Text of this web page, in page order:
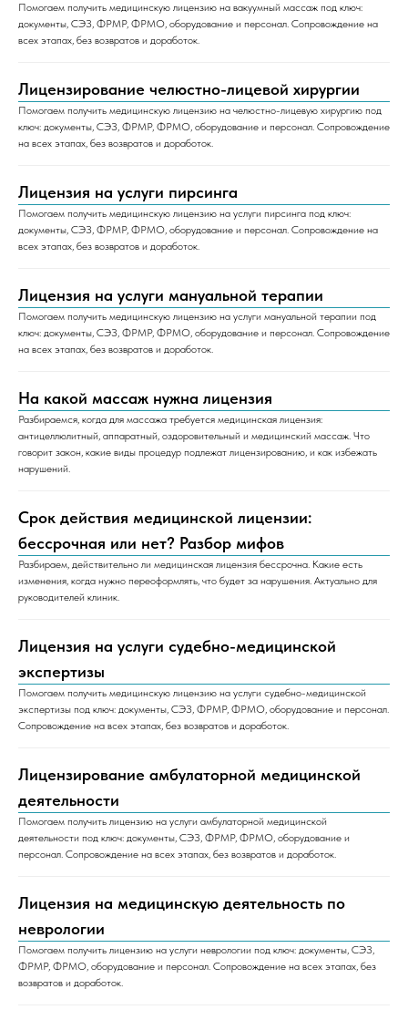
Помогаем получить медицинскую лицензию на вакуумный массаж под ключ:
документы, СЭЗ, ФРМР, ФРМО, оборудование и персонал. Сопровождение на
всех этапах, без возвратов и доработок.
Лицензирование челюстно-лицевой хирургии
Помогаем получить медицинскую лицензию на челюстно-лицевую хирургию под
ключ: документы, СЭЗ, ФРМР, ФРМО, оборудование и персонал. Сопровождение
на всех этапах, без возвратов и доработок.
Лицензия на услуги пирсинга
Помогаем получить медицинскую лицензию на услуги пирсинга под ключ:
документы, СЭЗ, ФРМР, ФРМО, оборудование и персонал. Сопровождение на
всех этапах, без возвратов и доработок.
Лицензия на услуги мануальной терапии
Помогаем получить медицинскую лицензию на услуги мануальной терапии под
ключ: документы, СЭЗ, ФРМР, ФРМО, оборудование и персонал. Сопровождение
на всех этапах, без возвратов и доработок.
На какой массаж нужна лицензия
Разбираемся, когда для массажа требуется медицинская лицензия:
антицеллюлитный, аппаратный, оздоровительный и медицинский массаж. Что
говорит закон, какие виды процедур подлежат лицензированию, и как избежать
нарушений.
Срок действия медицинской лицензии:
бессрочная или нет? Разбор мифов
Разбираем, действительно ли медицинская лицензия бессрочна. Какие есть
изменения, когда нужно переоформлять, что будет за нарушения. Актуально для
руководителей клиник.
Лицензия на услуги судебно-медицинской
экспертизы
Помогаем получить медицинскую лицензию на услуги судебно-медицинской
экспертизы под ключ: документы, СЭЗ, ФРМР, ФРМО, оборудование и персонал.
Сопровождение на всех этапах, без возвратов и доработок.
Лицензирование амбулаторной медицинской
деятельности
Помогаем получить лицензию на услуги амбулаторной медицинской
деятельности под ключ: документы, СЭЗ, ФРМР, ФРМО, оборудование и
персонал. Сопровождение на всех этапах, без возвратов и доработок.
Лицензия на медицинскую деятельность по
неврологии
Помогаем получить лицензию на услуги неврологии под ключ: документы, СЭЗ,
ФРМР, ФРМО, оборудование и персонал. Сопровождение на всех этапах, без
возвратов и доработок.